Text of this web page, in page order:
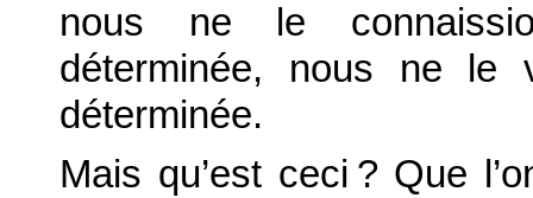
nous ne le
déterminée, nous ne le
déterminée.
Mais qu’est ceci ? Que